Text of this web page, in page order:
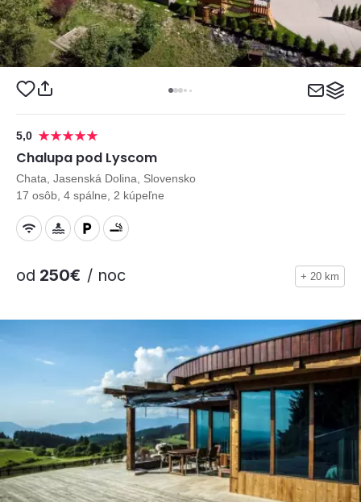
5,0
Chalupa pod Lyscom
Chata, Jasenská Dolina, Slovensko
17 osôb, 4 spálne, 2 kúpeľne
od 250€ / noc + 20 km